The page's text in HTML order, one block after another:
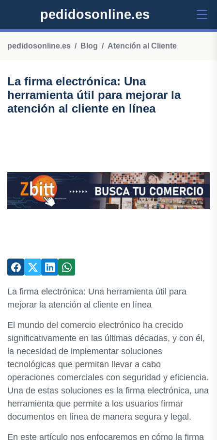
pedidosonline.es
pedidosonline.es Blog Atención al Cliente
La firma electrónica: Una
herramienta útil para mejorar la
atención al cliente en línea
La firma electrónica: Una herramienta útil para
mejorar la atención al cliente en línea
El mundo del comercio electrónico ha crecido
significativamente en las últimas décadas, y con él,
la necesidad de implementar soluciones
tecnológicas que permitan llevar a cabo
operaciones comerciales con seguridad y eficiencia.
Una de estas soluciones es la firma electrónica, una
herramienta que permite a los usuarios firmar
documentos en línea de manera segura y legal.
En este artículo nos enfocaremos en cómo la firma